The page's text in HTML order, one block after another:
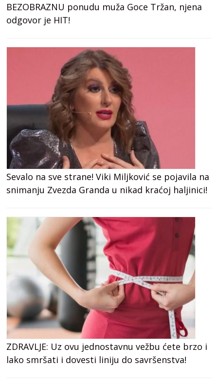
BEZOBRAZNU ponudu muža Goce Tržan, njena
odgovor je HIT!
Sevalo na sve strane! Viki Miljković se pojavila na
snimanju Zvezda Granda u nikad kraćoj haljinici!
ZDRAVLJE: Uz ovu jednostavnu vežbu ćete brzo i
lako smršati i dovesti liniju do savršenstva!